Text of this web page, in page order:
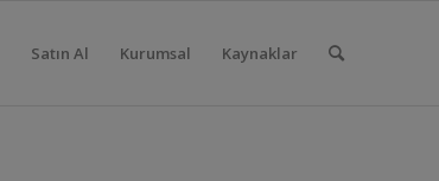
Satın Al Kurumsal Kaynaklar